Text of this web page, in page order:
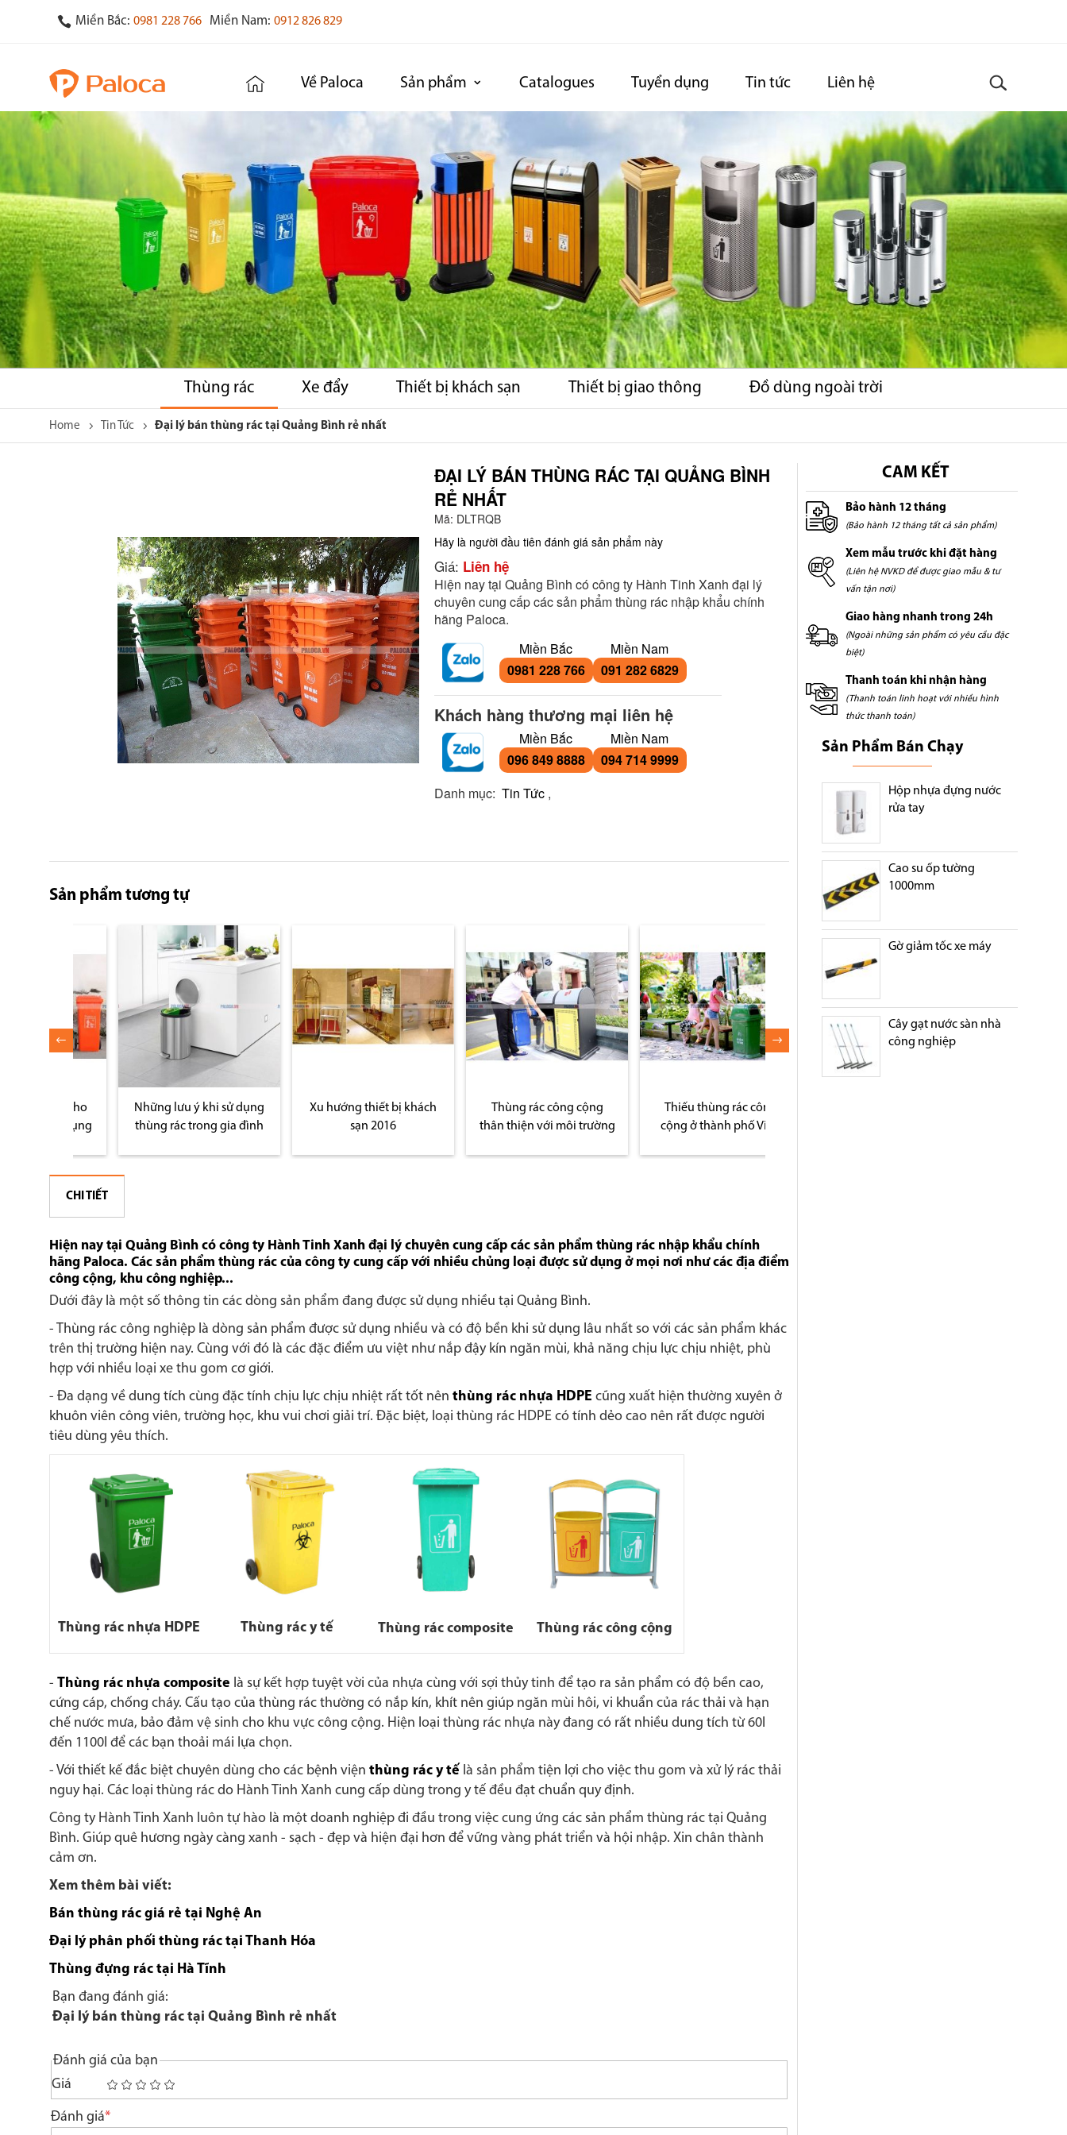
Miền Bắc: 0981 228 766 Miền Nam: 0912 826 829
Về Paloca Sản phẩm Catalogues Tuyển dụng Tin tức Liên hệ
Thùng rác Xe đẩy Thiết bị khách sạn Thiết bị giao thông Đồ dùng ngoài trời
Home Tin Tức Đại lý bán thùng rác tại Quảng Bình rẻ nhất
to
beginning
ĐẠI LÝ BÁN THÙNG RÁC TẠI QUẢNG BÌNH
RẺ NHẤT
Mã: DLTRQB
Hãy là người đầu tiên đánh giá sản phẩm này
Giá: Liên hệ
Hiện nay tại Quảng Bình có công ty Hành Tinh Xanh đại lý
chuyên cung cấp các sản phẩm thùng rác nhập khẩu chính
hãng Paloca.
Miền Bắc
0981 228 766
Miền Nam
091 282 6829
Khách hàng thương mại liên hệ
Miền Bắc
096 849 8888
Miền Nam
094 714 9999
Danh mục: Tin Tức ,
Sản phẩm tương tự
Những lưu ý khi sử dụng
thùng rác trong gia đình
Xu hướng thiết bị khách
sạn 2016
Thùng rác công cộng
thân thiện với môi trường
Thiếu thùng rác công
cộng ở thành phố Vinh
CHI TIẾT
Hiện nay tại Quảng Bình có công ty Hành Tinh Xanh đại lý chuyên cung cấp các sản phẩm thùng rác nhập khẩu chính
hãng Paloca. Các sản phẩm thùng rác của công ty cung cấp với nhiều chủng loại được sử dụng ở mọi nơi như các địa điểm
công cộng, khu công nghiệp...
Dưới đây là một số thông tin các dòng sản phẩm đang được sử dụng nhiều tại Quảng Bình.
- Thùng rác công nghiệp là dòng sản phẩm được sử dụng nhiều và có độ bền khi sử dụng lâu nhất so với các sản phẩm khác
trên thị trường hiện nay. Cùng với đó là các đặc điểm ưu việt như nắp đậy kín ngăn mùi, khả năng chịu lực chịu nhiệt, phù
hợp với nhiều loại xe thu gom cơ giới.
- Đa dạng về dung tích cùng đặc tính chịu lực chịu nhiệt rất tốt nên thùng rác nhựa HDPE cũng xuất hiện thường xuyên ở
khuôn viên công viên, trường học, khu vui chơi giải trí. Đặc biệt, loại thùng rác HDPE có tính dẻo cao nên rất được người
tiêu dùng yêu thích.
Thùng rác nhựa HDPE Thùng rác y tế Thùng rác composite Thùng rác công cộng
- Thùng rác nhựa composite là sự kết hợp tuyệt vời của nhựa cùng với sợi thủy tinh để tạo ra sản phẩm có độ bền cao,
cứng cáp, chống cháy. Cấu tạo của thùng rác thường có nắp kín, khít nên giúp ngăn mùi hôi, vi khuẩn của rác thải và hạn
chế nước mưa, bảo đảm vệ sinh cho khu vực công cộng. Hiện loại thùng rác nhựa này đang có rất nhiều dung tích từ 60l
đến 1100l để các bạn thoải mái lựa chọn.
- Với thiết kế đắc biệt chuyên dùng cho các bệnh viện thùng rác y tế là sản phẩm tiện lợi cho việc thu gom và xử lý rác thải
nguy hại. Các loại thùng rác do Hành Tinh Xanh cung cấp dùng trong y tế đều đạt chuẩn quy định.
Công ty Hành Tinh Xanh luôn tự hào là một doanh nghiệp đi đầu trong việc cung ứng các sản phẩm thùng rác tại Quảng
Bình. Giúp quê hương ngày càng xanh - sạch - đẹp và hiện đại hơn để vững vàng phát triển và hội nhập. Xin chân thành
cảm ơn.
Xem thêm bài viết:
Bán thùng rác giá rẻ tại Nghệ An
Đại lý phân phối thùng rác tại Thanh Hóa
Thùng đựng rác tại Hà Tĩnh
Bạn đang đánh giá:
Đại lý bán thùng rác tại Quảng Bình rẻ nhất
Đánh giá của bạn
Giá
1
star
2
stars
3
stars
4
stars
5
stars
Đánh giá
CAM KẾT
Bảo hành 12 tháng
(Bảo hành 12 tháng tất cả sản phẩm)
Xem mẫu trước khi đặt hàng
(Liên hệ NVKD để được giao mẫu & tư
vấn tận nơi)
Giao hàng nhanh trong 24h
(Ngoài những sản phẩm có yêu cầu đặc
biệt)
Thanh toán khi nhận hàng
(Thanh toán linh hoạt với nhiều hình
thức thanh toán)
Sản Phẩm Bán Chạy
Hộp nhựa đựng nước
rửa tay
Cao su ốp tường
1000mm
Gờ giảm tốc xe máy
Cây gạt nước sàn nhà
công nghiệp